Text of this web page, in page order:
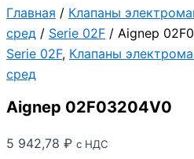
Главная / Клапаны
сред / Serie 02F / Aignep
Serie 02F, Клапаны
сред
Aignep 02F03204V0
5 942,78 ₽ с НДС